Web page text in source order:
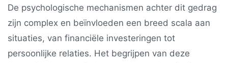
De psychologische mechanismen achter dit gedrag
zijn complex en beïnvloeden een breed scala aan
situaties, van financiële investeringen tot
persoonlijke relaties. Het begrijpen van deze